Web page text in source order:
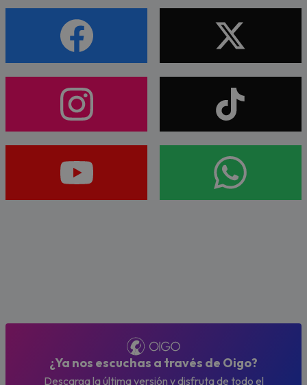
¿Ya nos escuchas a través de Oigo?
Descarga la última versión y disfruta de todo el